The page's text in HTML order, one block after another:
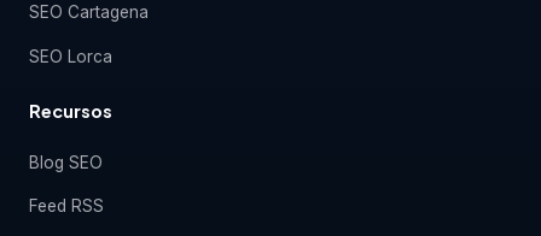
SEO Cartagena
SEO Lorca
Recursos
Blog SEO
Feed RSS